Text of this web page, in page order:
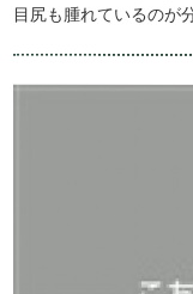
目尻も腫れているのが